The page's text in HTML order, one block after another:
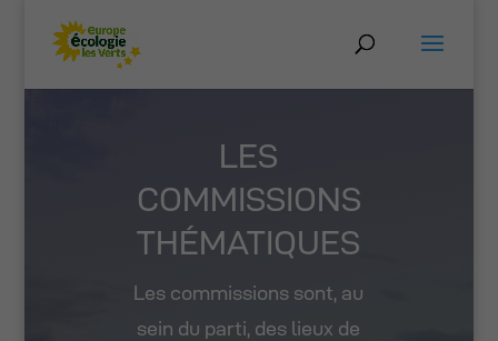
LES
COMMISSIONS
THÉMATIQUES
Les commissions sont, au
sein du parti, des lieux de